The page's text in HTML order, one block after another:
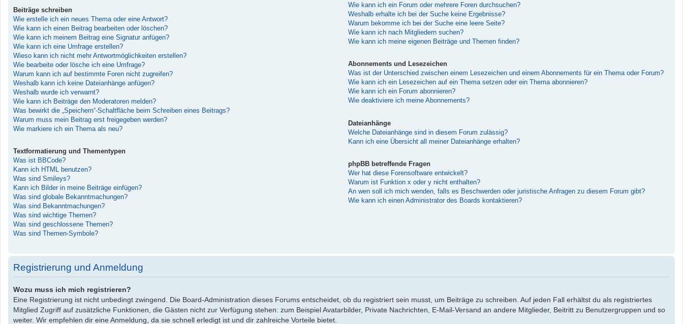
Beiträge schreiben
Wie erstelle ich ein neues Thema oder eine Antwort?
Wie kann ich einen Beitrag bearbeiten oder löschen?
Wie kann ich meinem Beitrag eine Signatur anfügen?
Wie kann ich eine Umfrage erstellen?
Wieso kann ich nicht mehr Antwortmöglichkeiten erstellen?
Wie bearbeite oder lösche ich eine Umfrage?
Warum kann ich auf bestimmte Foren nicht zugreifen?
Weshalb kann ich keine Dateianhänge anfügen?
Weshalb wurde ich verwarnt?
Wie kann ich Beiträge den Moderatoren melden?
Was bewirkt die „Speichern“-Schaltfläche beim Schreiben eines Beitrags?
Warum muss mein Beitrag erst freigegeben werden?
Wie markiere ich ein Thema als neu?
Textformatierung und Thementypen
Was ist BBCode?
Kann ich HTML benutzen?
Was sind Smileys?
Kann ich Bilder in meine Beiträge einfügen?
Was sind globale Bekanntmachungen?
Was sind Bekanntmachungen?
Was sind wichtige Themen?
Was sind geschlossene Themen?
Was sind Themen-Symbole?
Wie kann ich ein Forum oder mehrere Foren durchsuchen?
Weshalb erhalte ich bei der Suche keine Ergebnisse?
Warum bekomme ich bei der Suche eine leere Seite?
Wie kann ich nach Mitgliedern suchen?
Wie kann ich meine eigenen Beiträge und Themen finden?
Abonnements und Lesezeichen
Was ist der Unterschied zwischen einem Lesezeichen und einem Abonnements für ein Thema oder Forum?
Wie kann ich ein Lesezeichen auf ein Thema setzen oder ein Thema abonnieren?
Wie kann ich ein Forum abonnieren?
Wie deaktiviere ich meine Abonnements?
Dateianhänge
Welche Dateianhänge sind in diesem Forum zulässig?
Kann ich eine Übersicht all meiner Dateianhänge erhalten?
phpBB betreffende Fragen
Wer hat diese Forensoftware entwickelt?
Warum ist Funktion x oder y nicht enthalten?
An wen soll ich mich wenden, falls es Beschwerden oder juristische Anfragen zu diesem Forum gibt?
Wie kann ich einen Administrator des Boards kontaktieren?
Registrierung und Anmeldung
Wozu muss ich mich registrieren?
Eine Registrierung ist nicht unbedingt zwingend. Die Board-Administration dieses Forums entscheidet, ob du registriert sein musst, um Beiträge zu schreiben. Auf jeden Fall erhältst du als registriertes
Mitglied Zugriff auf zusätzliche Funktionen, die Gästen nicht zur Verfügung stehen: zum Beispiel Avatarbilder, Private Nachrichten, E-Mail-Versand an andere Mitglieder, Beitritt zu Benutzergruppen und so
weiter. Wir empfehlen dir eine Anmeldung, da sie schnell erledigt ist und dir zahlreiche Vorteile bietet.